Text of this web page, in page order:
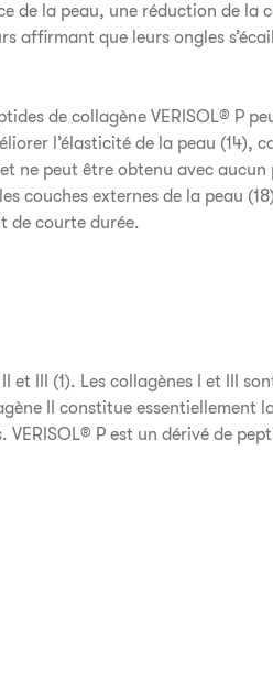
de la peau, une réduction de la
affirmant que leurs ongles
de collagène VERISOL® P
l’élasticité de la peau (14),
ne peut être obtenu avec aucun
couches externes de la peau
de courte durée.
et III (1). Les collagènes I et III
II constitue essentiellement
P est un dérivé de